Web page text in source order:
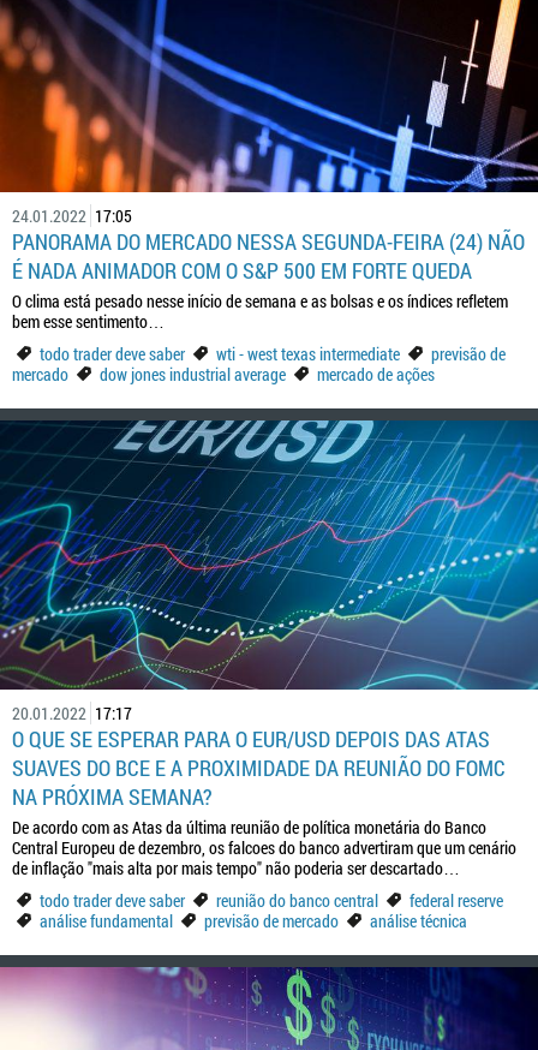
24.01.2022 17:05
PANORAMA DO MERCADO NESSA SEGUNDA-FEIRA (24) NÃO
É NADA ANIMADOR COM O S&P 500 EM FORTE QUEDA
O clima está pesado nesse início de semana e as bolsas e os índices refletem
bem esse sentimento…
todo trader deve saber
wti - west texas intermediate
previsão de
mercado
dow jones industrial average mercado de ações
20.01.2022 17:17
O QUE SE ESPERAR PARA O EUR/USD DEPOIS DAS ATAS
SUAVES DO BCE E A PROXIMIDADE DA REUNIÃO DO FOMC
NA PRÓXIMA SEMANA?
De acordo com as Atas da última reunião de política monetária do Banco
Central Europeu de dezembro, os falcoes do banco advertiram que um cenário
de inflação "mais alta por mais tempo" não poderia ser descartado…
todo trader deve saber
reunião do banco central
federal reserve
análise fundamental
previsão de mercado análise técnica